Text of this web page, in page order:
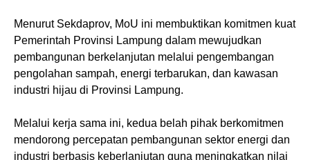
Menurut Sekdaprov, MoU ini membuktikan komitmen kuat
Pemerintah Provinsi Lampung dalam mewujudkan
pembangunan berkelanjutan melalui pengembangan
pengolahan sampah, energi terbarukan, dan kawasan
industri hijau di Provinsi Lampung.
Melalui kerja sama ini, kedua belah pihak berkomitmen
mendorong percepatan pembangunan sektor energi dan
industri berbasis keberlanjutan guna meningkatkan nilai